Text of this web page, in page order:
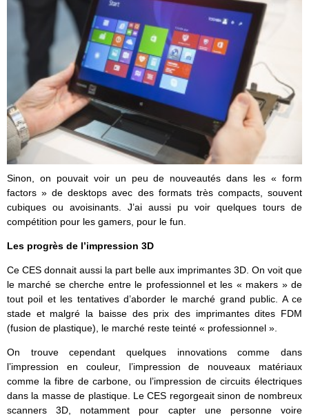
Sinon, on pouvait voir un peu de nouveautés dans les « form
factors » de desktops avec des formats très compacts, souvent
cubiques ou avoisinants. J’ai aussi pu voir quelques tours de
compétition pour les gamers, pour le fun.
Les progrès de l’impression 3D
Ce CES donnait aussi la part belle aux imprimantes 3D. On voit que
le marché se cherche entre le professionnel et les « makers » de
tout poil et les tentatives d’aborder le marché grand public. A ce
stade et malgré la baisse des prix des imprimantes dites FDM
(fusion de plastique), le marché reste teinté « professionnel ».
On trouve cependant quelques innovations comme dans
l’impression en couleur, l’impression de nouveaux matériaux
comme la fibre de carbone, ou l’impression de circuits électriques
dans la masse de plastique. Le CES regorgeait sinon de nombreux
scanners 3D, notamment pour capter une personne voire